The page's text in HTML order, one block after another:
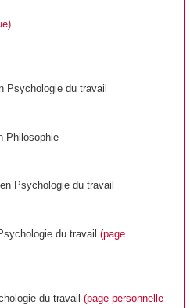
Psychologie du travail
Philosophie
Psychologie du travail
du travail (page
du travail (page personnelle